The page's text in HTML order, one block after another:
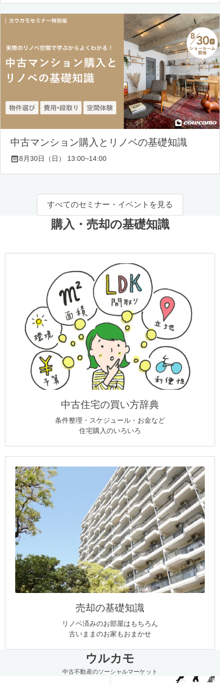
中古マンション購入とリノベの基礎知識
8月30日（日） 13:00~14:00
すべてのセミナー・イベントを見る
購入・売却の基礎知識
中古住宅の買い方辞典
条件整理・スケジュール・お金など
住宅購入のいろいろ
売却の基礎知識
リノベ済みのお部屋はもちろん
古いままのお家もおまかせ
ウルカモ
中古不動産のソーシャルマーケット